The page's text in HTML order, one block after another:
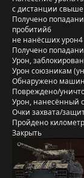
с дистанции
Получено
пробитий6
не нанёсших урон4
Получено
Урон,
Урон союзникам
Обнаружено
Повреждено/
Урон, нанесённый
Очки захвата/
Пройдено
Закрыть